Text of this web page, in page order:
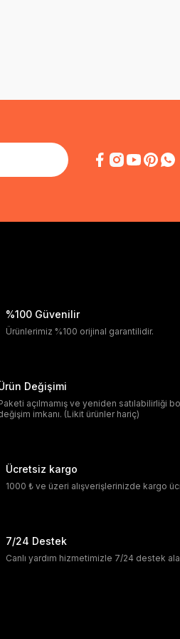
%100 Güvenilir
Ürünlerimiz %100 orijinal garantilidir.
Değişimi
açılmamış ve yeniden satılabilirliği
imkanı. (Likit ürünler hariç)
Ücretsiz kargo
1000 ₺ ve üzeri alışverişlerinizde kargo
7/24 Destek
Canlı yardım hizmetimizle 7/24 destek